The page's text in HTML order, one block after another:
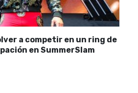
a competir en un ring de
en SummerSlam